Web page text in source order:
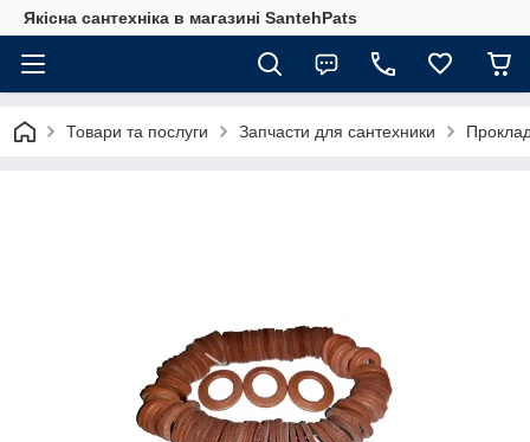
Якісна сантехніка в магазині SantehPats
Товари та послуги Запчасти для сантехники